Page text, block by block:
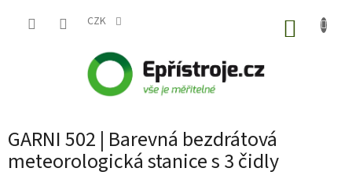
CZK
GARNI 502 | Barevná bezdrátová
meteorologická stanice s 3 čidly